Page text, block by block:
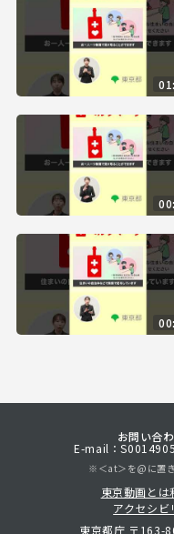
お問い合
E-mail：
※＜at＞を@に置き
東京動画とは
アクセシビ
東京都庁 〒163-